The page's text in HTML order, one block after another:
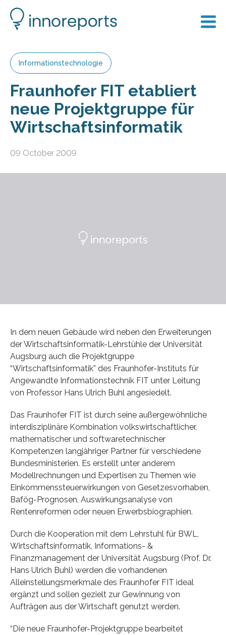
Informationstechnologie
Fraunhofer FIT etabliert
neue Projektgruppe für
Wirtschaftsinformatik
09 October 2009
In dem neuen Gebäude wird neben den Erweiterungen
der Wirtschaftsinformatik-Lehrstühle der Universität
Augsburg auch die Projektgruppe
“Wirtschaftsinformatik” des Fraunhofer-Instituts für
Angewandte Informationstechnik FIT unter Leitung
von Professor Hans Ulrich Buhl angesiedelt.
Das Fraunhofer FIT ist durch seine außergewöhnliche
interdisziplinäre Kombination volkswirtschaftlicher,
mathematischer und softwaretechnischer
Kompetenzen langjähriger Partner für verschiedene
Bundesministerien. Es erstellt unter anderem
Modellrechnungen und Expertisen zu Themen wie
Einkommenssteuerwirkungen von Gesetzesvorhaben,
Bafög-Prognosen, Auswirkungsanalyse von
Rentenreformen oder neuen Erwerbsbiographien.
Durch die Kooperation mit dem Lehrstuhl für BWL,
Wirtschaftsinformatik, Informations- &
Finanzmanagement der Universität Augsburg (Prof. Dr.
Hans Ulrich Buhl) werden die vorhandenen
Alleinstellungsmerkmale des Fraunhofer FIT ideal
ergänzt und sollen gezielt zur Gewinnung von
Aufträgen aus der Wirtschaft genutzt werden.
“Die neue Fraunhofer-Projektgruppe bearbeitet